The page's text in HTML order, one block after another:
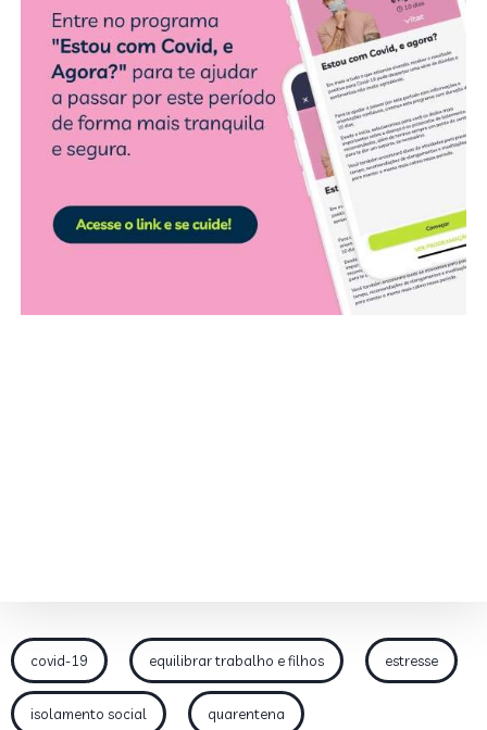
covid-19 equilibrar trabalho e filhos estresse
isolamento social quarentena